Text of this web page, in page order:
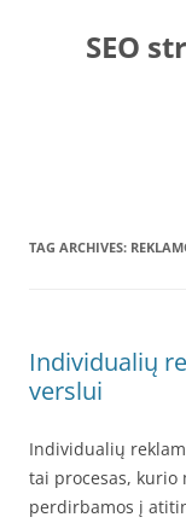
contentSEO
TAG ARCHIVES:
Individualių
verslui
Individualių
tai procesas, kurio
perdirbamos į